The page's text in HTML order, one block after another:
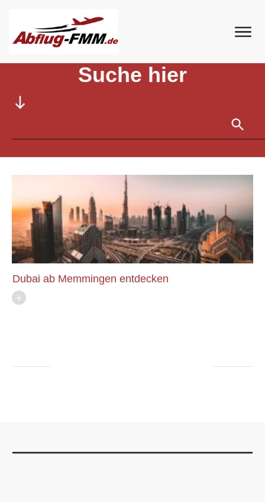
Tag: dubai
Suche hier
Dubai ab Memmingen entdecken